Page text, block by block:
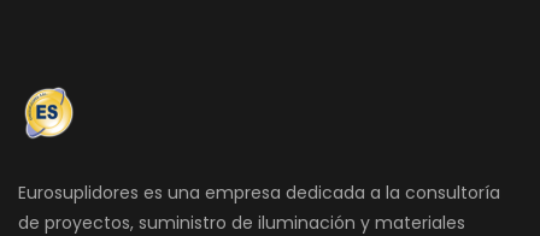
Eurosuplidores es una empresa dedicada a la consultoría
de proyectos, suministro de iluminación y materiales